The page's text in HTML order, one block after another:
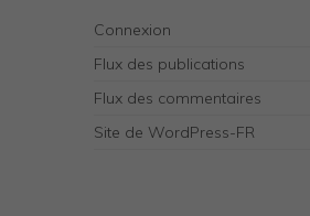
Connexion
Flux des publications
Flux des commentaires
Site de WordPress-FR